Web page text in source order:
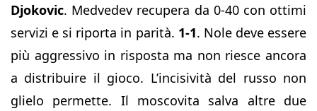
Djokovic. Medvedev recupera da 0-40 con ottimi
servizi e si riporta in parità. 1-1. Nole deve essere
più aggressivo in risposta ma non riesce ancora
a distribuire il gioco. L’incisività del russo non
glielo permette. Il moscovita salva altre due